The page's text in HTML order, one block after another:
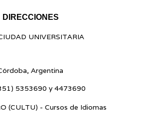
DIRECCIONES
UNIVERSITARIA
Argentina
5353690 y 4473690
(CULTU) - Cursos de Idiomas